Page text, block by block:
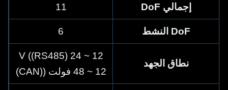
إجمالي DoF
DoF النشط
نطاق الجهد